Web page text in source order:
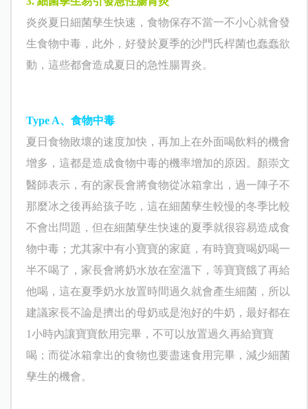
炎炎夏日細菌孳生快速，食物保存不當一不小心就會發
生食物中毒，此外，好發於夏季的沙門氏桿菌也蠢蠢欲
動，這些都會造成夏日的急性腸胃炎。
Type A、 食物中毒
夏日食物敗壞的速度加快，再加上在外面喝飲料的機會
增多，這都是造成食物中毒的機率增加的原因。 顏崇文
醫師表示，有的家長會將食物從冰箱拿出，過一陣子不
那麼冰之後再給孩子吃，這在細菌孳生較慢的冬季比較
不會出問題，但在細菌孳生快速的夏季就很容易造成食
物中毒；尤其家中有小寶寶的家庭，有時寶寶喝奶喝一
半不喝了，家長會將奶水放在室溫下，等寶寶餓了再給
他喝，這在夏季奶水放置時間過久就會產生細菌，所以
建議家長不論是擠出的母奶或是泡好的牛奶，最好都在
1小時內讓寶寶飲用完畢，不可以放置過久再給寶寶
喝；而從冰箱拿出的食物也要盡速食用完畢，減少細菌
孳生的機會。